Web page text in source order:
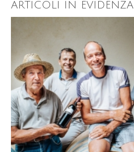
ARTICOLI IN EVIDENZA